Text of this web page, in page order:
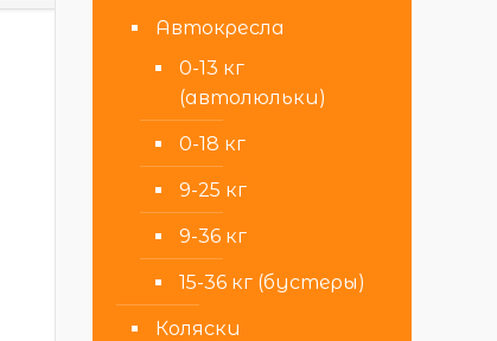
Автокресла
0-13 кг
(автолюльки)
0-18 кг
9-25 кг
9-36 кг
15-36 кг (бустеры)
Коляски